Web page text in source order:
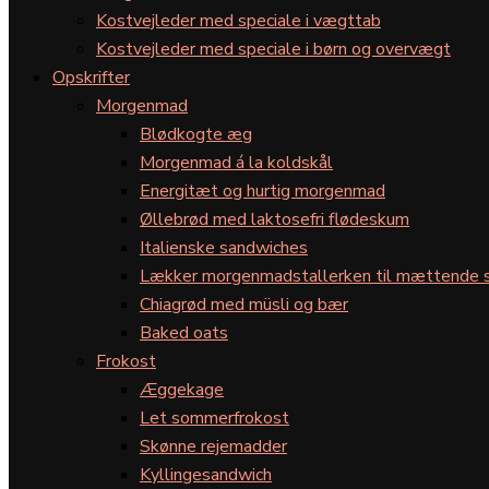
Kostvejleder med speciale i vægttab
Kostvejleder med speciale i børn og overvægt
Opskrifter
Morgenmad
Blødkogte æg
Morgenmad á la koldskål
Energitæt og hurtig morgenmad
Øllebrød med laktosefri flødeskum
Italienske sandwiches
Lækker morgenmadstallerken til mættende
Chiagrød med müsli og bær
Baked oats
Frokost
Æggekage
Let sommerfrokost
Skønne rejemadder
Kyllingesandwich